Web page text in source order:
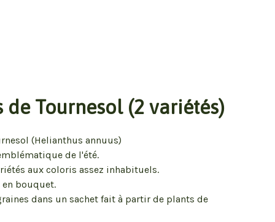
de Tournesol (2 variétés)
(Helianthus annuus)
de l'été.
aux coloris assez inhabituels.
bouquet.
dans un sachet fait à partir de plants de